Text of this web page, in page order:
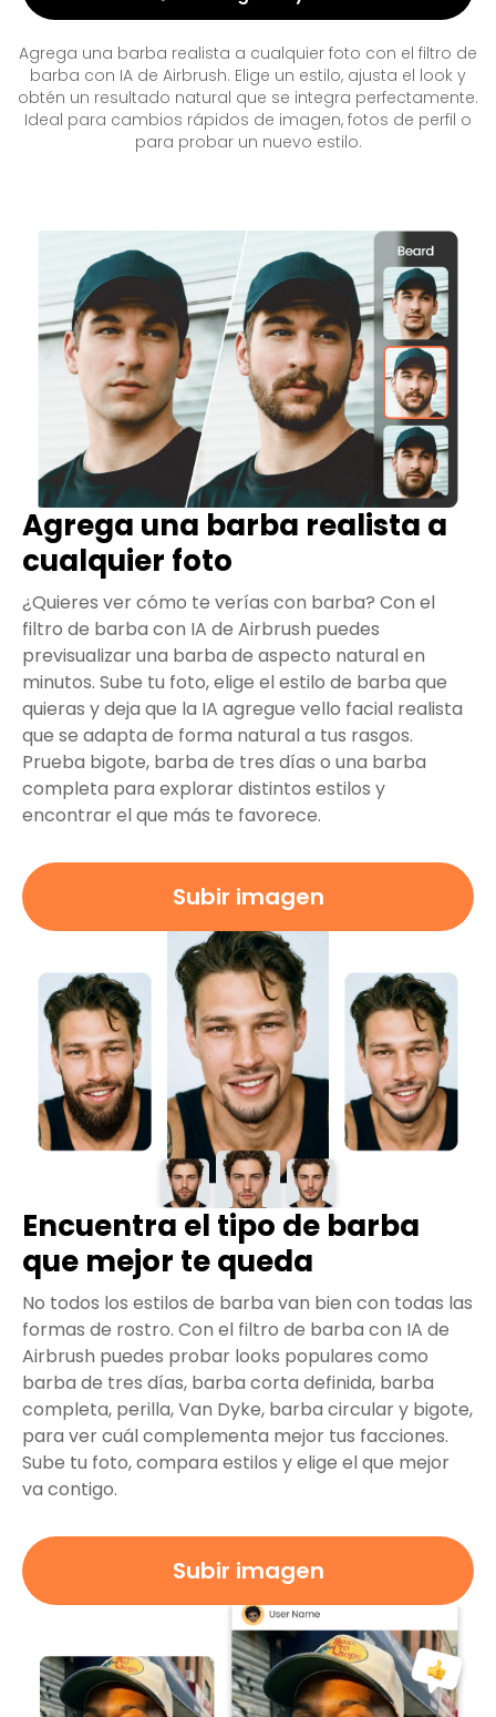
Agrega una barba realista a cualquier foto con el filtro de
barba con IA de Airbrush. Elige un estilo, ajusta el look y
obtén un resultado natural que se integra perfectamente.
Ideal para cambios rápidos de imagen, fotos de perfil o
para probar un nuevo estilo.
Agrega una barba realista a
cualquier foto
¿Quieres ver cómo te verías con barba? Con el
filtro de barba con IA de Airbrush puedes
previsualizar una barba de aspecto natural en
minutos. Sube tu foto, elige el estilo de barba que
quieras y deja que la IA agregue vello facial realista
que se adapta de forma natural a tus rasgos.
Prueba bigote, barba de tres días o una barba
completa para explorar distintos estilos y
encontrar el que más te favorece.
Subir imagen
Encuentra el tipo de barba
que mejor te queda
No todos los estilos de barba van bien con todas las
formas de rostro. Con el filtro de barba con IA de
Airbrush puedes probar looks populares como
barba de tres días, barba corta definida, barba
completa, perilla, Van Dyke, barba circular y bigote,
para ver cuál complementa mejor tus facciones.
Sube tu foto, compara estilos y elige el que mejor
va contigo.
Subir imagen